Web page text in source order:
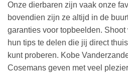
Onze dierbaren zijn vaak onze
bovendien zijn ze altijd in de
garanties voor topbeelden.
hun tips te delen die jij direct
kunt proberen. Kobe
Cosemans geven met veel